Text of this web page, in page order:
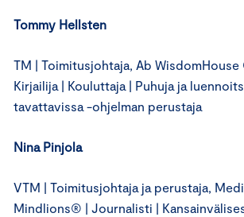
Tommy Hellsten
TM | Toimitusjohtaja, Ab WisdomHouse
Kirjailija | Kouluttaja | Puhuja ja
tavattavissa -ohjelman perustaja
Nina Pinjola
VTM | Toimitusjohtaja ja perustaja,
Mindlions® | Journalisti |